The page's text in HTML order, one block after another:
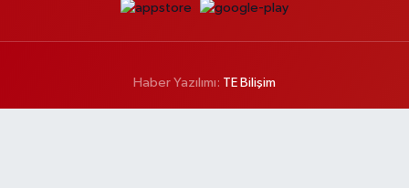
Haber Yazılımı: TE Bilişim